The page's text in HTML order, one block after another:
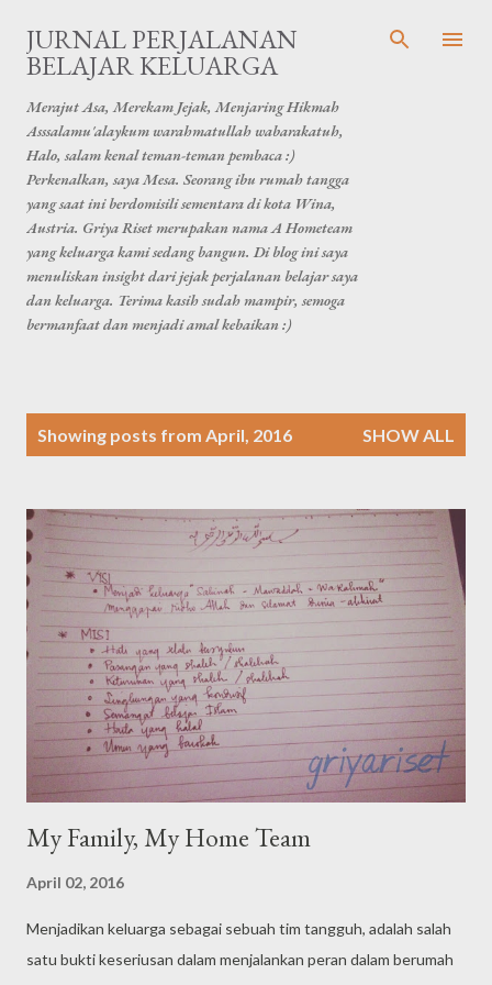
Skip to main content
JURNAL PERJALANAN
BELAJAR KELUARGA
Merajut Asa, Merekam Jejak, Menjaring Hikmah
Asssalamu'alaykum warahmatullah wabarakatuh,
Halo, salam kenal teman-teman pembaca :)
Perkenalkan, saya Mesa. Seorang ibu rumah tangga
yang saat ini berdomisili sementara di kota Wina,
Austria. Griya Riset merupakan nama A Hometeam
yang keluarga kami sedang bangun. Di blog ini saya
menuliskan insight dari jejak perjalanan belajar saya
dan keluarga. Terima kasih sudah mampir, semoga
bermanfaat dan menjadi amal kebaikan :)
Showing posts from April, 2016 SHOW ALL
My Family, My Home Team
April 02, 2016
Menjadikan keluarga sebagai sebuah tim tangguh, adalah salah
satu bukti keseriusan dalam menjalankan peran dalam berumah